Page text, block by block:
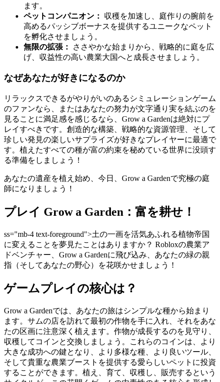
ます。
ペットコンパニオン：
収穫を加速し、庭作りの腕前を
高めるパッシブボーナスを提供するユニークなペット
を孵化させましょう。
無限の拡張：
ささやかな始まりから、戦略的に庭を広
げ、収益性の高い農業大国へと成長させましょう。
なぜあなたが好きになるのか
リラックスできるがやりがいのあるシミュレーションゲーム
のファンなら、またはあなたの努力が文字通り実を結ぶのを
見ることに満足感を感じるなら、Grow a Gardenは絶対にプ
レイすべきです。創造的な構築、戦略的な資源管理、そして
珍しい発見の楽しいサプライズが好きなプレイヤーに最適で
す。植えたすべての種が富の約束を秘めている世界に没頭す
る準備をしましょう！
あなたの遺産を植え始め、今日、Grow a Gardenで究極の庭
師になりましょう！
プレイ Grow a Garden：富を耕せ！
ss="mb-4 text-foreground">土の一画を活気あふれる植物帝国
に変えることを夢見たことはありますか？ Robloxの農業ア
ドベンチャー、Grow a Gardenに飛び込み、あなたの緑の親
指（そしてあなたの野心）を花咲かせましょう！
ゲームプレイの核心は？
Grow a Gardenでは、あなたの旅はシンプルな種から始まり
ます。サムの店を訪れて最初の作物を手に入れ、それをあな
たの区画に注意深く植えます。作物が成長するのを見守り、
収穫してコインと交換しましょう。これらのコインは、より
大きな成功への鍵となり、より多様な種、より良いツール、
そして貴重な農業ブーストを提供する愛らしいペットに投資
することができます。植え、育て、収穫し、販売するという